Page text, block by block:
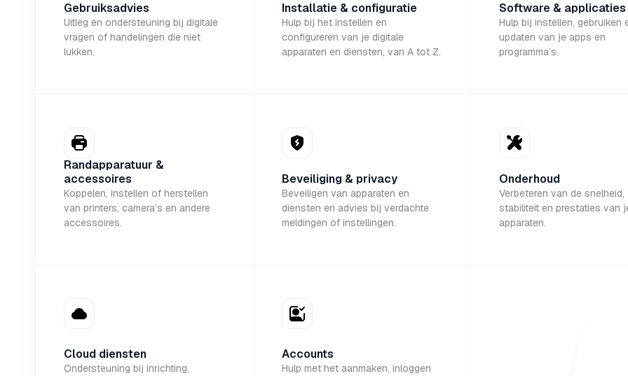
Gebruiksadvies
Uitleg en ondersteuning bij digitale
vragen of handelingen die niet
lukken.
Installatie & configuratie
Hulp bij het instellen en
configureren van je digitale
apparaten en diensten, van A tot Z.
Software & applicaties
Hulp bij instellen, gebruiken
updaten van je apps en
programma’s.
Randapparatuur &
accessoires
Koppelen, instellen of herstellen
van printers, camera’s en andere
accessoires.
Beveiliging & privacy
Beveiligen van apparaten en
diensten en advies bij verdachte
meldingen of instellingen.
Onderhoud
Verbeteren van de snelheid,
stabiliteit en prestaties van
apparaten.
Cloud diensten
Ondersteuning bij inrichting,
Accounts
Hulp met het aanmaken, inloggen